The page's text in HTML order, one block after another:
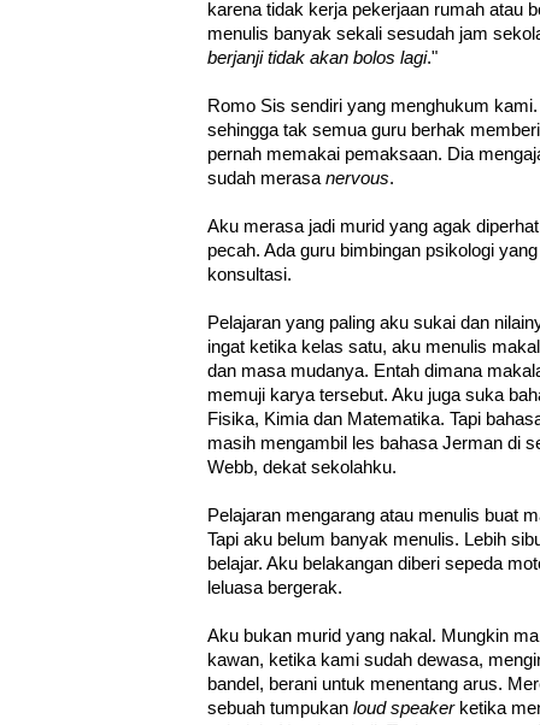
karena tidak kerja pekerjaan rumah atau
menulis banyak sekali sesudah jam
berjanji tidak akan bolos lagi."
Romo Sis sendiri yang menghukum
sehingga tak semua guru berhak
pernah memakai pemaksaan. Dia
sudah merasa nervous.
Aku merasa jadi murid yang agak
pecah. Ada guru bimbingan psikologi
konsultasi.
Pelajaran yang paling aku sukai dan
ingat ketika kelas satu, aku menulis
dan masa mudanya. Entah dimana
memuji karya tersebut. Aku juga suka
Fisika, Kimia dan Matematika. Tapi
masih mengambil les bahasa Jerman di
Webb, dekat sekolahku.
Pelajaran mengarang atau menulis buat
Tapi aku belum banyak menulis. Lebih
belajar. Aku belakangan diberi sepeda
leluasa bergerak.
Aku bukan murid yang nakal. Mungkin
kawan, ketika kami sudah dewasa,
bandel, berani untuk menentang arus.
sebuah tumpukan loud speaker ketika